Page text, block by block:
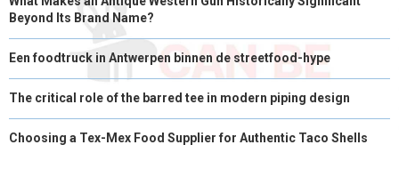
Beyond Its Brand Name?
Een foodtruck in Antwerpen binnen de streetfood-hype
The critical role of the barred tee in modern piping design
Choosing a Tex-Mex Food Supplier for Authentic Taco Shells